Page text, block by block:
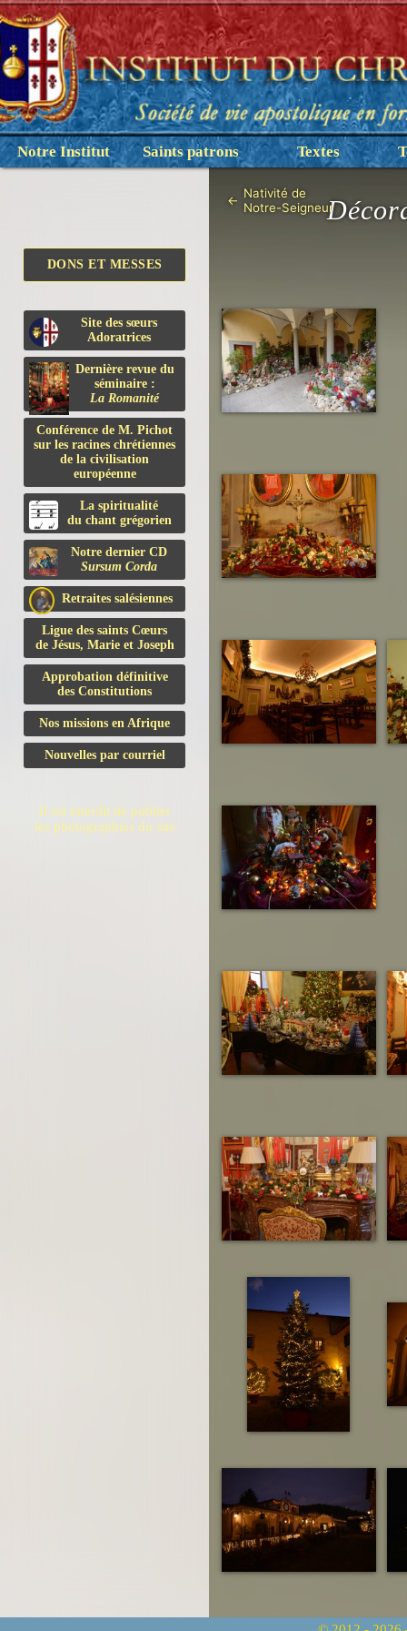
Notre Institut Saints patrons Textes
DONS ET MESSES
Site des sœurs
Adoratrices
Dernière revue du
séminaire :
La Romanité
Conférence de M. Pichot
sur les racines chrétiennes
de la civilisation
européenne
La spiritualité
du chant grégorien
Notre dernier CD
Sursum Corda
Retraites salésiennes
Ligue des saints Cœurs
de Jésus, Marie et Joseph
Approbation définitive
des Constitutions
Nos missions en Afrique
Nouvelles par courriel
Il est interdit de publier
les photographies du site
← Nativité de
Notre-Seigneur